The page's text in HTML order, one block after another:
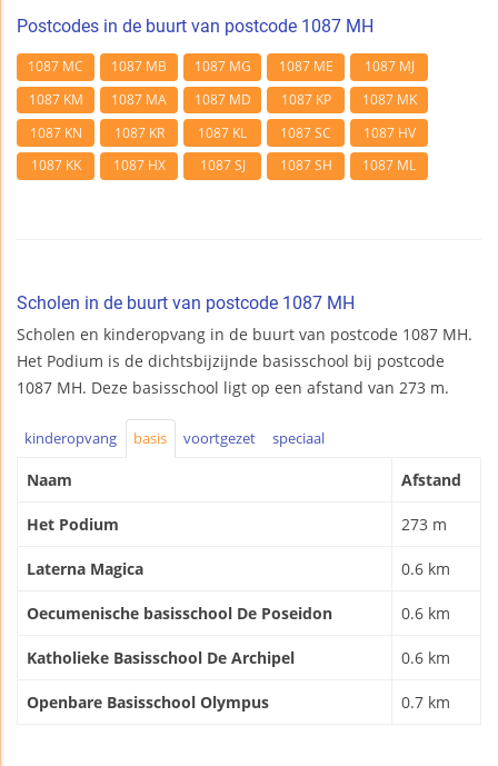
Postcodes in de buurt van postcode 1087 MH
1087 MC 1087 MB 1087 MG 1087 ME
1087 MJ
1087 KM
1087 MA 1087 MD 1087 KP
1087 MK
1087 KN
1087 KR 1087 KL 1087 SC
1087 HV
1087 KK
1087 HX 1087 SJ 1087 SH 1087 ML
Scholen in de buurt van postcode 1087 MH
Scholen en kinderopvang in de buurt van postcode 1087 MH.
Het Podium is de dichtsbijzijnde basisschool bij postcode
1087 MH. Deze basisschool ligt op een afstand van 273 m.
kinderopvang basis voortgezet speciaal
Naam Afstand
Het Podium 273 m
Laterna Magica 0.6 km
Oecumenische basisschool De Poseidon 0.6 km
Katholieke Basisschool De Archipel 0.6 km
Openbare Basisschool Olympus 0.7 km